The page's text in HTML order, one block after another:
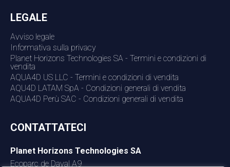
LEGALE
Avviso legale
Informativa sulla privacy
Planet Horizons Technologies SA - Termini e condizioni di
vendita
AQUA4D US LLC - Termini e condizioni di vendita
AQU4D LATAM SpA - Condizioni generali di vendita
AQUA4D Perù SAC - Condizioni generali di vendita
CONTATTATECI
Planet Horizons Technologies SA
Ecoparc de Daval A9